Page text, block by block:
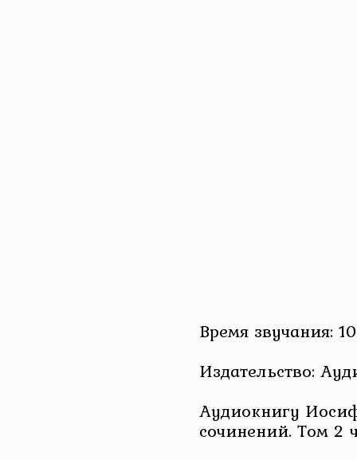
Время звучания:
Издательство:
Аудиокнигу
сочинений. Том 2